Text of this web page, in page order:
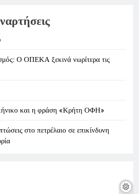
Ο ΟΠΕΚΑ ξεκινά νωρίτερα τις
και η φράση «Κρήτη ΟΦΗ»
στο πετρέλαιο σε επικίνδυνη